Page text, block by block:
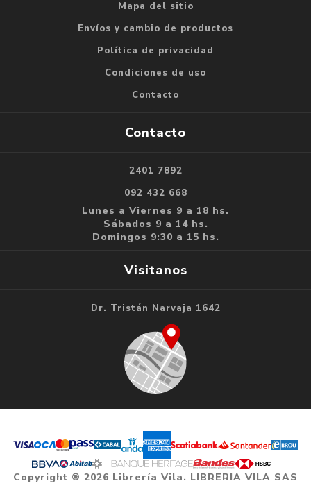
Mapa del sitio
Envíos y cambio de productos
Política de privacidad
Condiciones de uso
Contacto
Contacto
2401 7892
092 432 668
Lunes a Viernes 9 a 18 hs.
Sábados 9 a 14 hs.
Domingos 9:30 a 15 hs.
Visitanos
Dr. Tristán Narvaja 1642
Copyright ® 2026 Librería Vila. LIBRERIA VILA SAS